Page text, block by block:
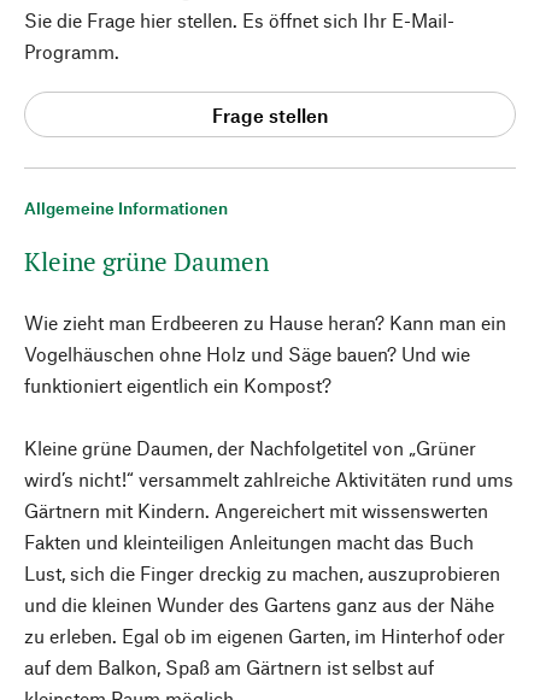
Allgemeine Informationen
Kleine grüne Daumen
Wie zieht man Erdbeeren zu Hause heran? Kann man ein
Vogelhäuschen ohne Holz und Säge bauen? Und wie
funktioniert eigentlich ein Kompost?
Kleine grüne Daumen, der Nachfolgetitel von „Grüner
wird’s nicht!“ versammelt zahlreiche Aktivitäten rund ums
Gärtnern mit Kindern. Angereichert mit wissenswerten
Fakten und kleinteiligen Anleitungen macht das Buch
Lust, sich die Finger dreckig zu machen, auszuprobieren
und die kleinen Wunder des Gartens ganz aus der Nähe
zu erleben. Egal ob im eigenen Garten, im Hinterhof oder
auf dem Balkon, Spaß am Gärtnern ist selbst auf
Sie die Frage hier stellen. Es öffnet sich Ihr E-Mail-
Programm.
Frage stellen